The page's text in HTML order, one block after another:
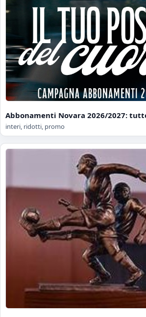
Abbonamenti Novara 2026/2027:
interi, ridotti, promo